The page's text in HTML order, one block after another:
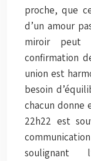
proche, que
d’un amour
miroir peut
confirmation
union est
besoin
chacun donne
22h22 est
soulignant